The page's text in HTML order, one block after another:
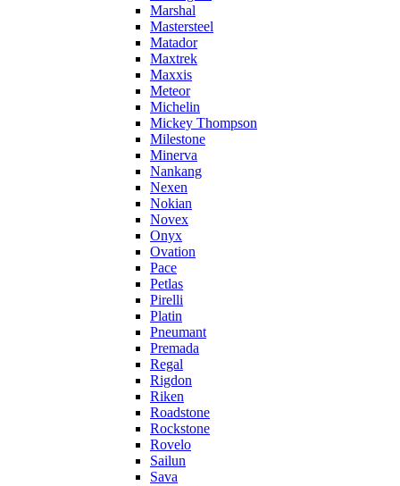
Marshal
Mastersteel
Matador
Maxtrek
Maxxis
Meteor
Michelin
Mickey Thompson
Milestone
Minerva
Nankang
Nexen
Nokian
Novex
Onyx
Ovation
Pace
Petlas
Pirelli
Platin
Pneumant
Premada
Regal
Rigdon
Riken
Roadstone
Rockstone
Rovelo
Sailun
Sava